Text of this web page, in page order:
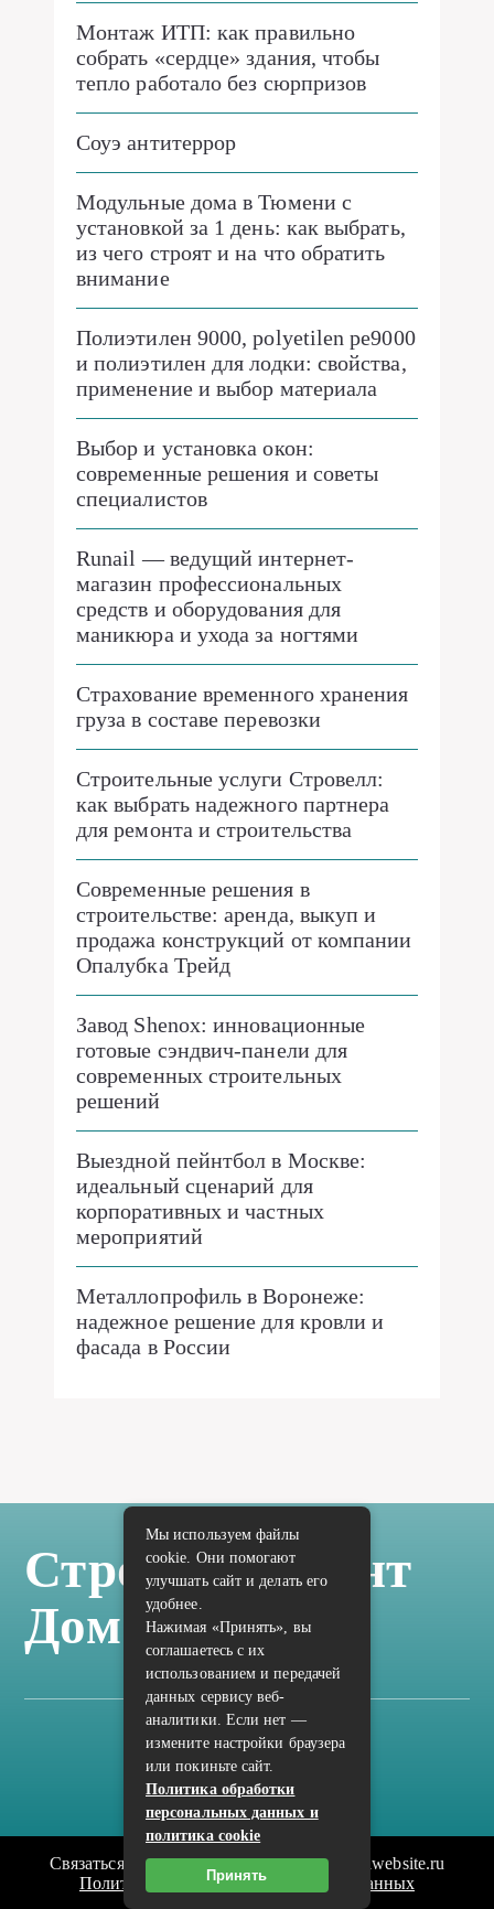
Монтаж ИТП: как правильно
собрать «сердце» здания, чтобы
тепло работало без сюрпризов
Соуэ антитеррор
Модульные дома в Тюмени с
установкой за 1 день: как выбрать,
из чего строят и на что обратить
внимание
Полиэтилен 9000, polyetilen pe9000
и полиэтилен для лодки: свойства,
применение и выбор материала
Выбор и установка окон:
современные решения и советы
специалистов
Runail — ведущий интернет-
магазин профессиональных
средств и оборудования для
маникюра и ухода за ногтями
Страхование временного хранения
груза в составе перевозки
Строительные услуги Стровелл:
как выбрать надежного партнера
для ремонта и строительства
Современные решения в
строительстве: аренда, выкуп и
продажа конструкций от компании
Опалубка Трейд
Завод Shenox: инновационные
готовые сэндвич-панели для
современных строительных
решений
Выездной пейнтбол в Москве:
идеальный сценарий для
корпоративных и частных
мероприятий
Металлопрофиль в Воронеже:
надежное решение для кровли и
фасада в России
Стройка Ремонт
Дом Отделка
Карта сайта
Политика конфиденциальности
Связаться с редакцией сайта: vilic.ru@mailwebsite.ru
Политика обработки персональных данных
Мы используем файлы
cookie. Они помогают
улучшать сайт и делать его
удобнее.
Нажимая «Принять», вы
соглашаетесь с их
использованием и передачей
данных сервису веб-
аналитики. Если нет —
измените настройки браузера
или покиньте сайт.
Политика обработки
персональных данных и
политика cookie
Принять